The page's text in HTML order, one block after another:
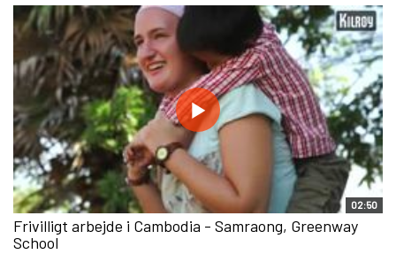
02:50
Frivilligt arbejde i Cambodia - Samraong, Greenway
School